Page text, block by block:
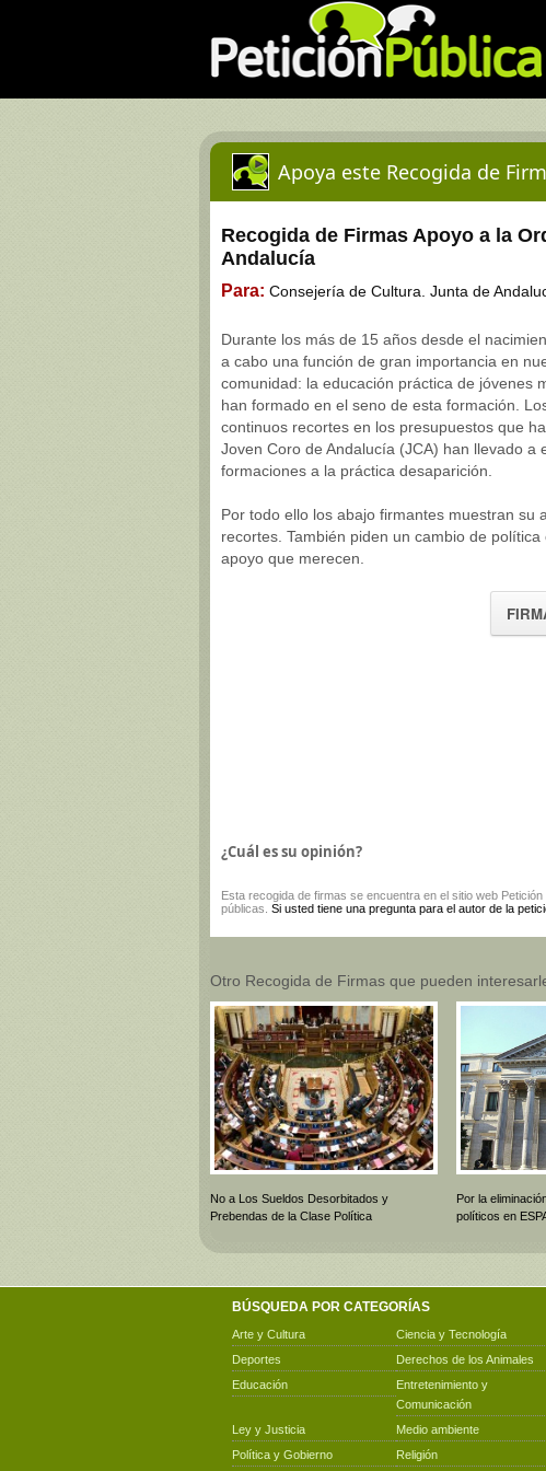
Apoya este Recogida de
Recogida de Firmas Apoyo a la
Andalucía
Para: Consejería de Cultura. Junta de
Durante los más de 15 años desde el
a cabo una función de gran importancia en
comunidad: la educación práctica de jóvenes
han formado en el seno de esta formación.
continuos recortes en los presupuestos que
Joven Coro de Andalucía (JCA) han llevado a
formaciones a la práctica desaparición.
Por todo ello los abajo firmantes muestran su
recortes. También piden un cambio de
apoyo que merecen.
¿Cuál es su opinión?
Esta recogida de firmas se encuentra en el sitio web
públicas. Si usted tiene una pregunta para el autor de la
Otro Recogida de Firmas que pueden
No a Los Sueldos Desorbitados y
Prebendas de la Clase Política
Por la
políticos en
BÚSQUEDA POR CATEGORÍAS
Arte y Cultura
Ciencia y Tecnología
Deportes
Derechos de los Animales
Educación
Entretenimiento y
Comunicación
Ley y Justicia
Medio ambiente
Política y Gobierno
Religión